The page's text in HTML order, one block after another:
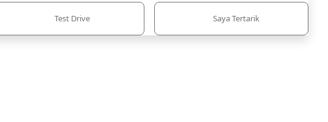
Test Drive Saya Tertarik